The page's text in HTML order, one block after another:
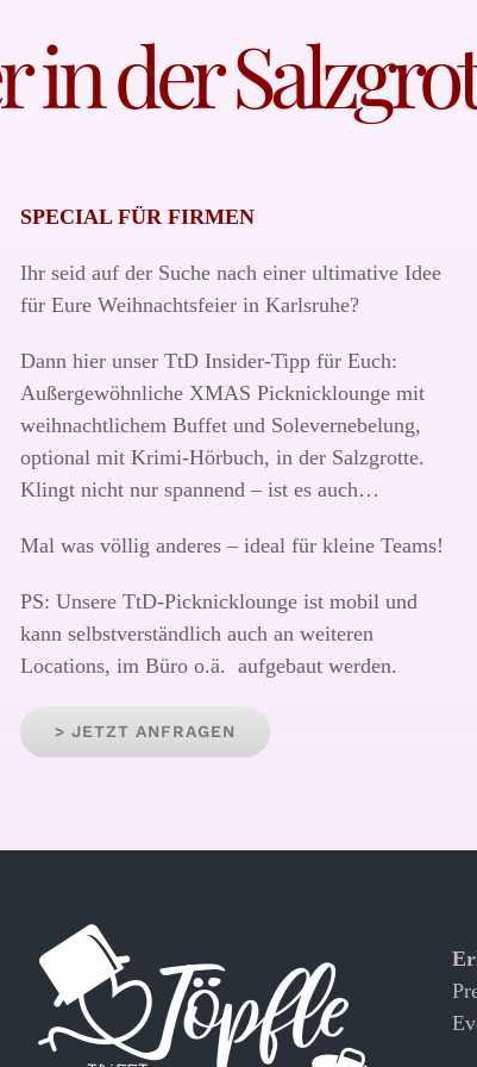
in der
SPECIAL FÜR FIRMEN
Ihr seid auf der Suche nach einer ultimative Idee
für Eure Weihnachtsfeier in Karlsruhe?
Dann hier unser TtD Insider-Tipp für Euch:
Außergewöhnliche XMAS Picknicklounge mit
weihnachtlichem Buffet und Solevernebelung,
optional mit Krimi-Hörbuch, in der Salzgrotte.
Klingt nicht nur spannend – ist es auch…
Mal was völlig anderes – ideal für kleine Teams!
PS: Unsere TtD-Picknicklounge ist mobil und
kann selbstverständlich auch an weiteren
Locations, im Büro o.ä. aufgebaut werden.
> JETZT ANFRAGEN